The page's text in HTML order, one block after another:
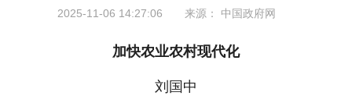
2025-11-06 14:27:06 来源： 中国政府网
加快农业农村现代化
刘国中